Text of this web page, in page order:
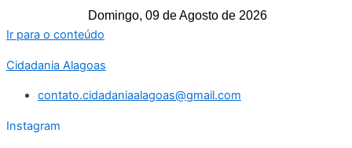
Domingo, 09 de Agosto de 2026
Ir para o conteúdo
Cidadania Alagoas
contato.cidadaniaalagoas@gmail.com
Instagram